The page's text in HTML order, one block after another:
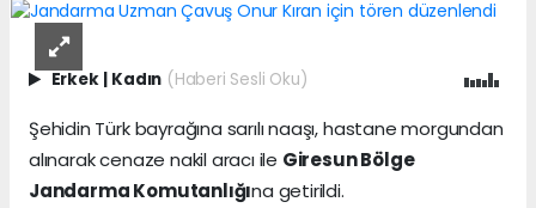
Erkek Kadın (Haberi Sesli Oku)
Şehidin Türk bayrağına sarılı naaşı, hastane morgundan
alınarak cenaze nakil aracı ile Giresun Bölge
Jandarma Komutanlığına getirildi.